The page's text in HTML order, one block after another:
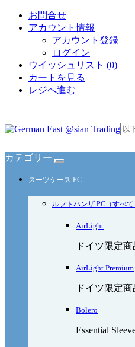
お問合せ
アカウント情報
アカウント登録
ログイン
ウイッシュリスト (0)
カートを見る
レジへ進む
カテゴリー
スーツケース PC
ルフトハンザ PC（すべて
AirLight
ドイツ限定
AirLight Premium
ドイツ限定
Bolero
Essential